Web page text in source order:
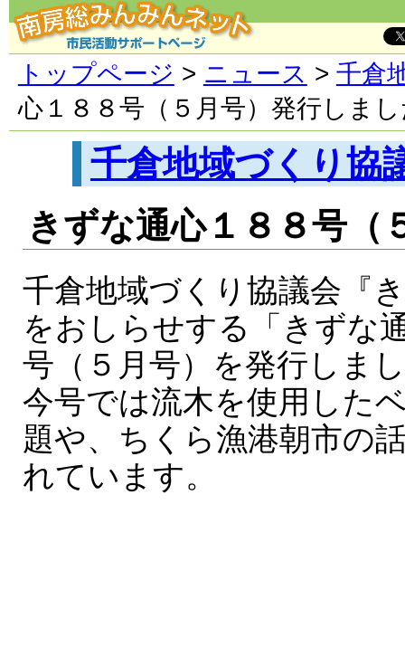
トップページ > ニュース > 千倉
心１８８号（５月号）発行しま
千倉地域づくり協
きずな通心１８８号（
千倉地域づくり協議会『
をおしらせする「きずな
号（５月号）を発行しま
今号では流木を使用した
題や、ちくら漁港朝市の
れています。